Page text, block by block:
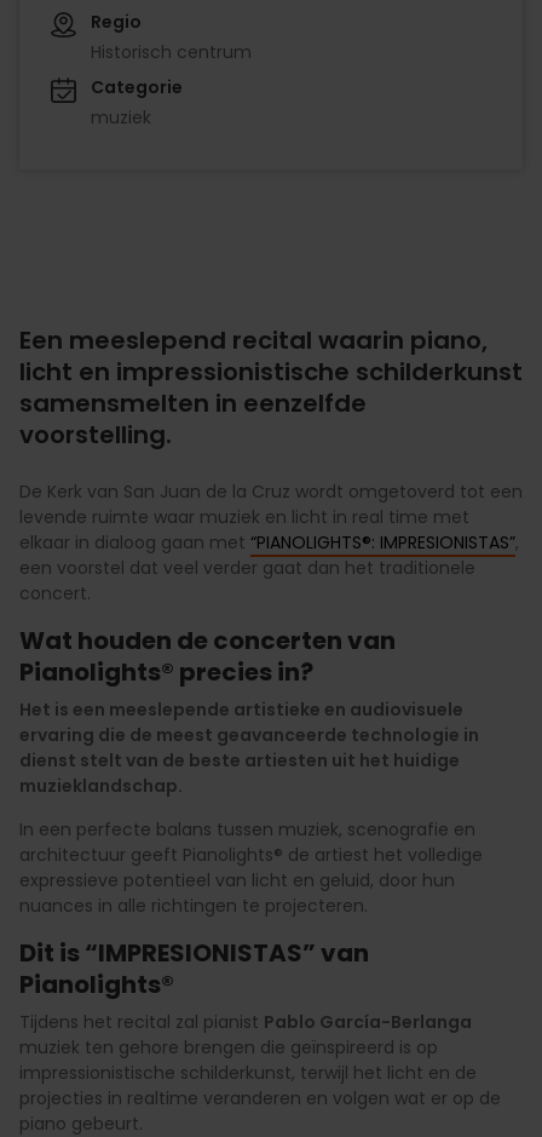
Regio
Historisch centrum
Categorie
muziek
Een meeslepend recital waarin piano,
licht en impressionistische schilderkunst
samensmelten in eenzelfde
voorstelling.
De Kerk van San Juan de la Cruz wordt omgetoverd tot een
levende ruimte waar muziek en licht in real time met
elkaar in dialoog gaan met “PIANOLIGHTS®: IMPRESIONISTAS”,
een voorstel dat veel verder gaat dan het traditionele
concert.
Wat houden de concerten van
Pianolights® precies in?
Het is een meeslepende artistieke en audiovisuele
ervaring die de meest geavanceerde technologie in
dienst stelt van de beste artiesten uit het huidige
muzieklandschap.
In een perfecte balans tussen muziek, scenografie en
architectuur geeft Pianolights® de artiest het volledige
expressieve potentieel van licht en geluid, door hun
nuances in alle richtingen te projecteren.
Dit is “IMPRESIONISTAS” van
Pianolights®
Tijdens het recital zal pianist Pablo García-Berlanga
muziek ten gehore brengen die geïnspireerd is op
impressionistische schilderkunst, terwijl het licht en de
projecties in realtime veranderen en volgen wat er op de
piano gebeurt.